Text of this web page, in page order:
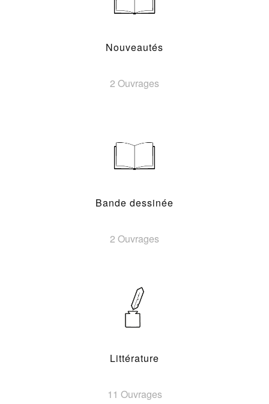
Nouveautés
2 Ouvrages
Bande dessinée
2 Ouvrages
Littérature
11 Ouvrages